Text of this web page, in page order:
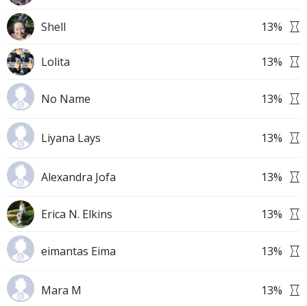
Shell 13%
Lolita 13%
No Name 13%
Liyana Lays 13%
Alexandra Jofa 13%
Erica N. Elkins 13%
eimantas Eima 13%
Mara M 13%